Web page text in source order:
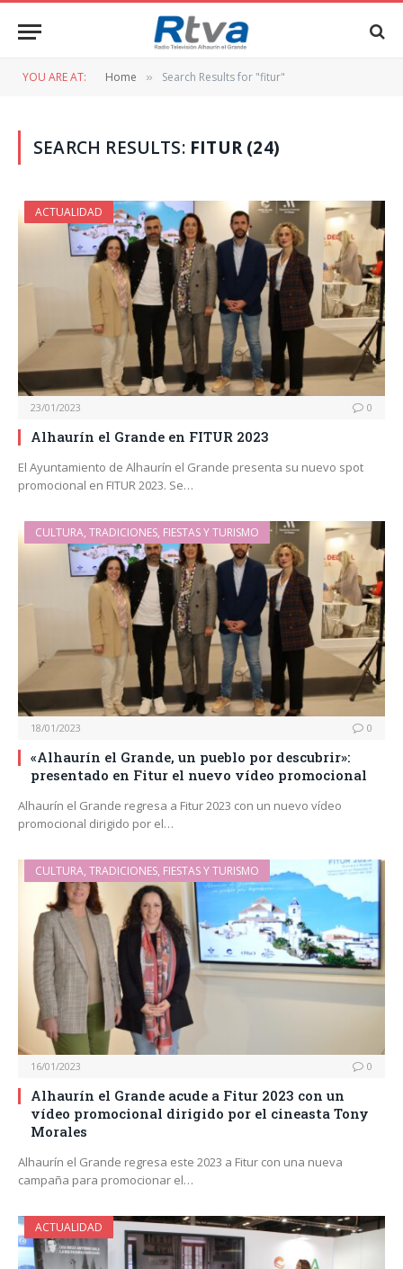
YOU ARE AT: Home » Search Results for "fitur"
SEARCH RESULTS: FITUR (24)
ACTUALIDAD
23/01/2023 0
Alhaurín el Grande en FITUR 2023
El Ayuntamiento de Alhaurín el Grande presenta su nuevo spot
promocional en FITUR 2023. Se…
CULTURA, TRADICIONES, FIESTAS Y TURISMO
18/01/2023 0
«Alhaurín el Grande, un pueblo por descubrir»:
presentado en Fitur el nuevo vídeo promocional
Alhaurín el Grande regresa a Fitur 2023 con un nuevo vídeo
promocional dirigido por el…
CULTURA, TRADICIONES, FIESTAS Y TURISMO
16/01/2023 0
Alhaurín el Grande acude a Fitur 2023 con un
vídeo promocional dirigido por el cineasta Tony
Morales
Alhaurín el Grande regresa este 2023 a Fitur con una nueva
campaña para promocionar el…
ACTUALIDAD